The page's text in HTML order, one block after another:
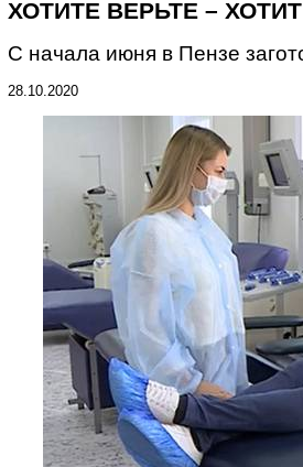
ХОТИТЕ ВЕРЬТЕ –
С начала июня в Пензе
28.10.2020